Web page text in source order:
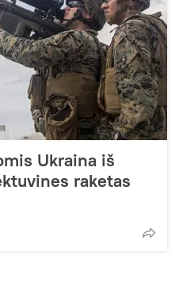
Ukraina iš
raketas